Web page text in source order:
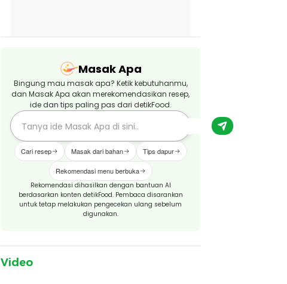
Masak Apa
Bingung mau masak apa? Ketik kebutuhanmu,
dan Masak Apa akan merekomendasikan resep,
ide dan tips paling pas dari detikFood.
Cari resep Masak dari bahan Tips dapur
Rekomendasi menu berbuka
Rekomendasi dihasilkan dengan bantuan AI
berdasarkan konten detikFood. Pembaca disarankan
untuk tetap melakukan pengecekan ulang sebelum
digunakan.
Video